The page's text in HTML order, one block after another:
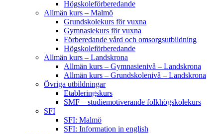
Högskoleförberedande
Allmän kurs – Malmö
Grundskolekurs för vuxna
Gymnasiekurs för vuxna
Förberedande vård och omsorgsutbildning
Högskoleförberedande
Allmän kurs – Landskrona
Allmän kurs – Gymnasienivå – Landskrona
Allmän kurs – Grundskolenivå – Landskrona
Övriga utbildningar
Etableringskurs
SMF – studiemotiverande folkhögskolekurs
SFI
SFI: Malmö
SFI: Information in english